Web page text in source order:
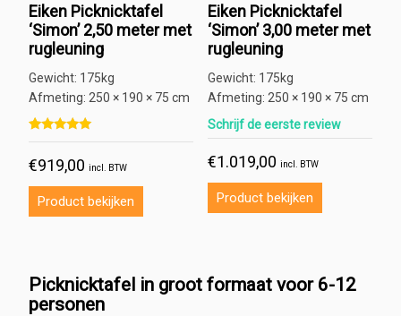
Eiken Picknicktafel
‘Simon’ 2,50 meter met
rugleuning
Gewicht: 175kg
Afmeting: 250 × 190 × 75 cm
Gewaardeerd
op 5 gebaseerd op
2
waarderingen
€919,00 incl. BTW
Product bekijken
Eiken Picknicktafel
‘Simon’ 3,00 meter met
rugleuning
Gewicht: 175kg
Afmeting: 250 × 190 × 75 cm
Schrijf de eerste review
€1.019,00 incl. BTW
Product bekijken
Picknicktafel in groot formaat voor 6-12
personen